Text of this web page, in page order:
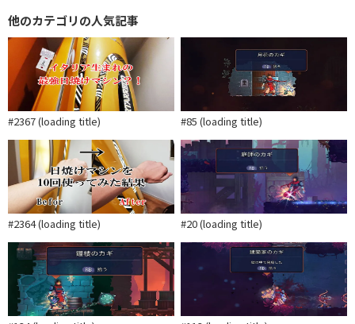
他のカテゴリの人気記事
#2367 (loading title) #85 (loading title)
#2364 (loading title) #20 (loading title)